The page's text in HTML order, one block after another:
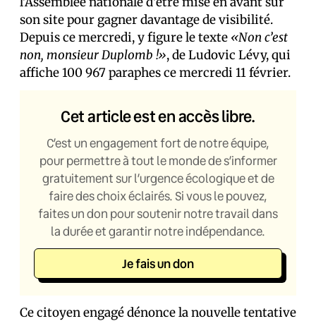
son site pour gagner davantage de visibilité.
Depuis ce mercredi, y figure le texte «Non c’est
non, monsieur Duplomb !», de Ludovic Lévy, qui
affiche 100 967 paraphes ce mercredi 11 février.
Cet article est en accès libre.
C’est un engagement fort de notre équipe,
pour permettre à tout le monde de s’informer
gratuitement sur l’urgence écologique et de
faire des choix éclairés. Si vous le pouvez,
faites un don pour soutenir notre travail dans
la durée et garantir notre indépendance.
Je fais un don
Ce citoyen engagé dénonce la nouvelle tentative